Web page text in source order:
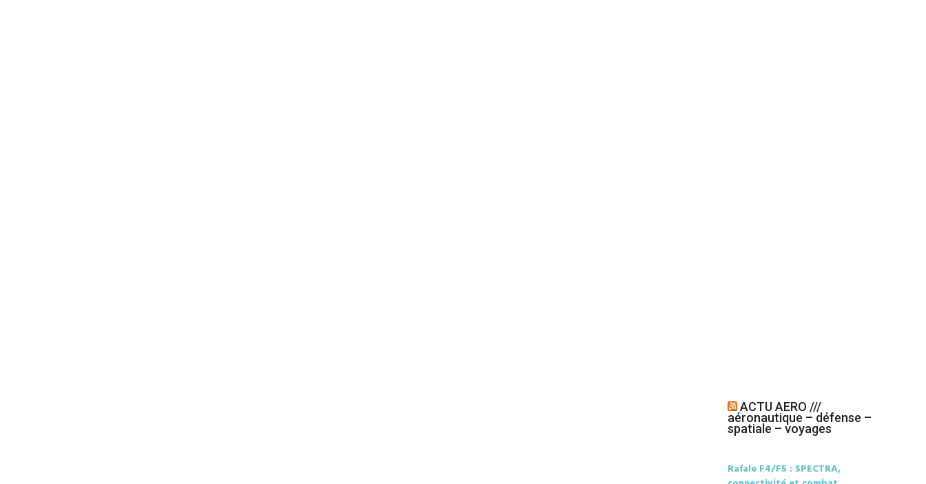
ACTU AERO ///
aéronautique – défense –
spatiale – voyages
Rafale F4/F5 : SPECTRA,